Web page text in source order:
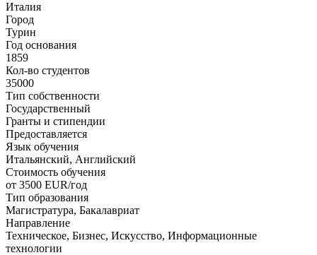
Италия
Город
Турин
Год основания
1859
Кол-во студентов
35000
Тип собственности
Государственный
Гранты и стипендии
Предоставляется
Язык обучения
Итальянский, Английский
Стоимость обучения
от 3500 EUR/год
Тип образования
Магистратура, Бакалавриат
Направление
Техническое, Бизнес, Искусство, Информационные
технологии